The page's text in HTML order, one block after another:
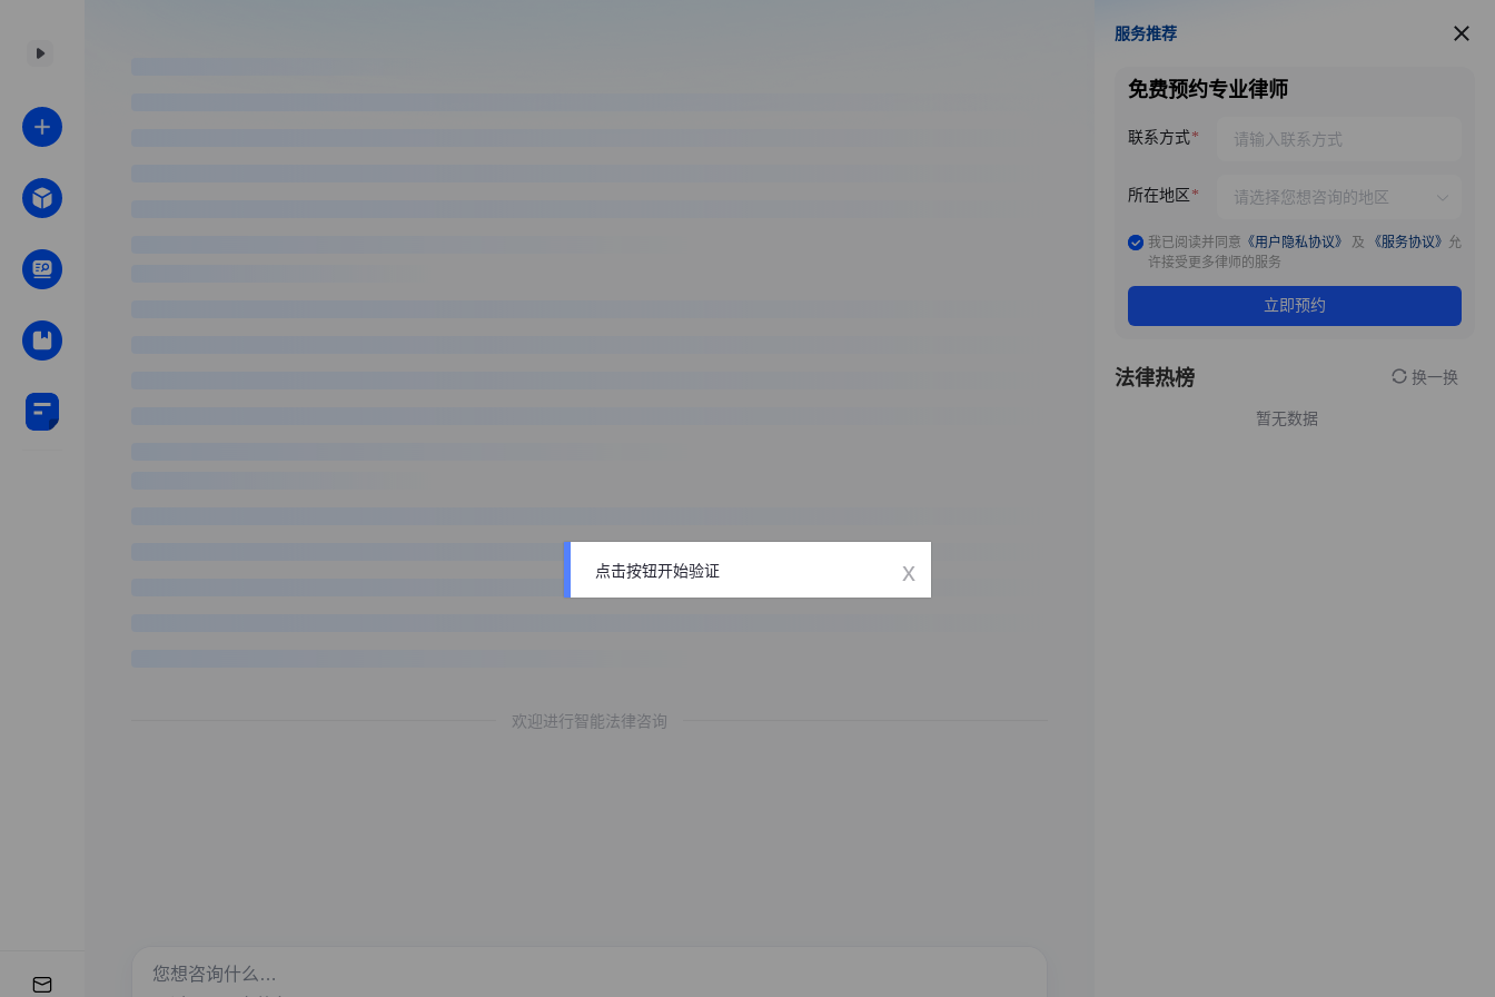
欢迎进行智能法律咨询
服务推荐
服务推荐
免费预约专业律师
联系方式
所在地区
我已阅读并同意 《用户隐私协议》 及 《服务协议》 允
许接受更多律师的服务
立即预约
法律热榜 换一换
暂无数据
点击按钮开始验证 x